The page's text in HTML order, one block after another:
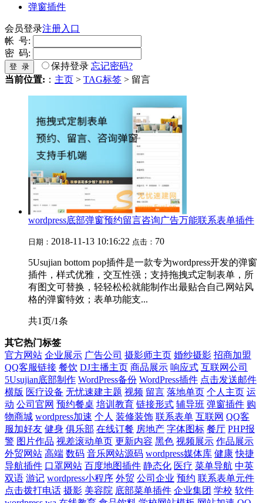
弹窗插件
会员登录注册入口
帐 号:
密 码:
登 录 保持登录 忘记密码?
当前位置: ： 主页 > TAG标签 > 留言
wordpress底部弹窗预约留言咨询广告万能联系表单插件
日期： 2018-11-13 10:16:22 点击： 70
5Usujian bottom pop插件是一款专为wordpress开发的弹窗
插件，样式优雅，交互性强；支持拖拽式定制表单，所
有图文可替换，轻轻松松就能制作出最贴合自己网站风
格的弹窗特效；表单功能支...
共1页/1条
其它热门标签
官方网站 企业展示 广告公司 摄影师主页 婚纱摄影 招商加盟
QQ客服链接 餐饮 DJ主播主页 商品展示 响应式 互联网公司
5Usujian底部制作 WordPress备份 WordPress插件 点击发送邮件
横版 医疗设备 无忧速建主题 视频 留言 落地单页 个人主页 运
动 公司官网 预约餐桌 培训教育 链接形式 辅导班 弹窗插件 购
物商城 wordpress加速 个人 装修装饰 联系表单 互联网 QQ客
服加好友 健身 俱乐部 在线订餐 房地产 字体图标 餐厅 PHP报
警 图片作品 视差滚动单页 更新内容 黑色 视频展示 作品展示
外贸网站 高端 数码 音乐网站源码 wordpress媒体库 健康 快捷
导航插件 口罩网站 百度地图插件 静态化 医疗 菜单导航 中英
双语 游记 wordpress小程序 外贸 公司企业 预约 联系表单元件
点击拨打电话 摄影 美容院 底部菜单插件 企业集团 学校 软件